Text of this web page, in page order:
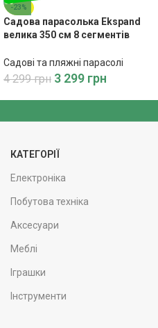
-23%
Садова парасолька Ekspand
велика 350 см 8 сегментів
Садові та пляжні парасолі
4 299грн 3 299 грн
КАТЕГОРІЇ
Електроніка
Побутова техніка
Аксесуари
Меблі
Іграшки
Інструменти